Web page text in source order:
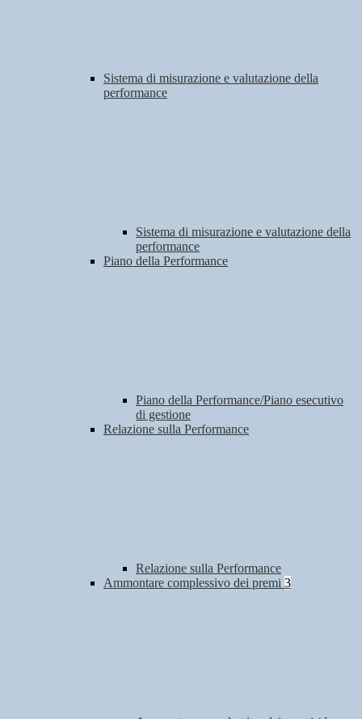
Sistema di misurazione e valutazione della
performance
Sistema di misurazione e valutazione della
performance
Piano della Performance
Piano della Performance/Piano esecutivo
di gestione
Relazione sulla Performance
Relazione sulla Performance
Ammontare complessivo dei premi 3